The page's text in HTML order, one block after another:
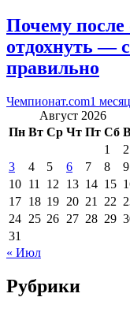
Почему после
отдохнуть —
правильно
Чемпионат.com1
Август 2026
Пн Вт Ср Чт Пт Сб
1
2
3
4 5 6 7 8
9
10 11 12 13 14 15
17 18 19 20 21 22
24 25 26 27 28 29
31
« Июл
Рубрики